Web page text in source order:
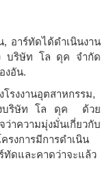
, อาร์ทัดได้ดำเนินงาน
บริษัท โล ดุค จำกัด
งอัน.
รงงานอุตสาหกรรม,
องบริษัท โล ดุค ด้วย
าความมุ่งมั่นเกี่ยวกับ
รงการมีการดําเนิน
ทัดและคาดว่าจะแล้ว